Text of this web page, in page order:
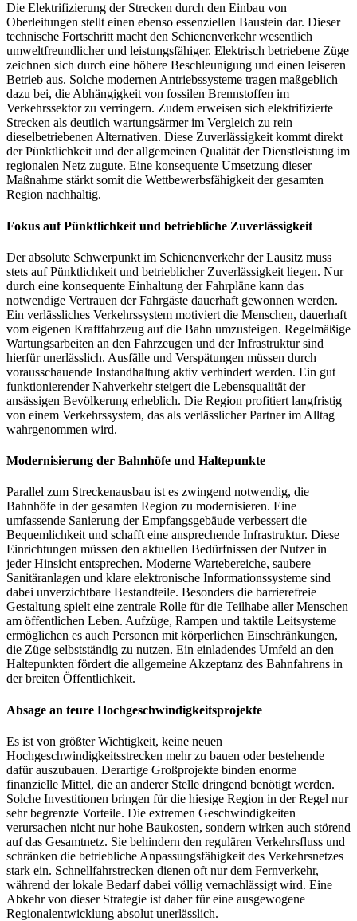
Die Elektrifizierung der Strecken durch den Einbau von
Oberleitungen stellt einen ebenso essenziellen Baustein dar. Dieser
technische Fortschritt macht den Schienenverkehr wesentlich
umweltfreundlicher und leistungsfähiger. Elektrisch betriebene Züge
zeichnen sich durch eine höhere Beschleunigung und einen leiseren
Betrieb aus. Solche modernen Antriebssysteme tragen maßgeblich
dazu bei, die Abhängigkeit von fossilen Brennstoffen im
Verkehrssektor zu verringern. Zudem erweisen sich elektrifizierte
Strecken als deutlich wartungsärmer im Vergleich zu rein
dieselbetriebenen Alternativen. Diese Zuverlässigkeit kommt direkt
der Pünktlichkeit und der allgemeinen Qualität der Dienstleistung im
regionalen Netz zugute. Eine konsequente Umsetzung dieser
Maßnahme stärkt somit die Wettbewerbsfähigkeit der gesamten
Region nachhaltig.
Fokus auf Pünktlichkeit und betriebliche Zuverlässigkeit
Der absolute Schwerpunkt im Schienenverkehr der Lausitz muss
stets auf Pünktlichkeit und betrieblicher Zuverlässigkeit liegen. Nur
durch eine konsequente Einhaltung der Fahrpläne kann das
notwendige Vertrauen der Fahrgäste dauerhaft gewonnen werden.
Ein verlässliches Verkehrssystem motiviert die Menschen, dauerhaft
vom eigenen Kraftfahrzeug auf die Bahn umzusteigen. Regelmäßige
Wartungsarbeiten an den Fahrzeugen und der Infrastruktur sind
hierfür unerlässlich. Ausfälle und Verspätungen müssen durch
vorausschauende Instandhaltung aktiv verhindert werden. Ein gut
funktionierender Nahverkehr steigert die Lebensqualität der
ansässigen Bevölkerung erheblich. Die Region profitiert langfristig
von einem Verkehrssystem, das als verlässlicher Partner im Alltag
wahrgenommen wird.
Modernisierung der Bahnhöfe und Haltepunkte
Parallel zum Streckenausbau ist es zwingend notwendig, die
Bahnhöfe in der gesamten Region zu modernisieren. Eine
umfassende Sanierung der Empfangsgebäude verbessert die
Bequemlichkeit und schafft eine ansprechende Infrastruktur. Diese
Einrichtungen müssen den aktuellen Bedürfnissen der Nutzer in
jeder Hinsicht entsprechen. Moderne Wartebereiche, saubere
Sanitäranlagen und klare elektronische Informationssysteme sind
dabei unverzichtbare Bestandteile. Besonders die barrierefreie
Gestaltung spielt eine zentrale Rolle für die Teilhabe aller Menschen
am öffentlichen Leben. Aufzüge, Rampen und taktile Leitsysteme
ermöglichen es auch Personen mit körperlichen Einschränkungen,
die Züge selbstständig zu nutzen. Ein einladendes Umfeld an den
Haltepunkten fördert die allgemeine Akzeptanz des Bahnfahrens in
der breiten Öffentlichkeit.
Absage an teure Hochgeschwindigkeitsprojekte
Es ist von größter Wichtigkeit, keine neuen
Hochgeschwindigkeitsstrecken mehr zu bauen oder bestehende
dafür auszubauen. Derartige Großprojekte binden enorme
finanzielle Mittel, die an anderer Stelle dringend benötigt werden.
Solche Investitionen bringen für die hiesige Region in der Regel nur
sehr begrenzte Vorteile. Die extremen Geschwindigkeiten
verursachen nicht nur hohe Baukosten, sondern wirken auch störend
auf das Gesamtnetz. Sie behindern den regulären Verkehrsfluss und
schränken die betriebliche Anpassungsfähigkeit des Verkehrsnetzes
stark ein. Schnellfahrstrecken dienen oft nur dem Fernverkehr,
während der lokale Bedarf dabei völlig vernachlässigt wird. Eine
Abkehr von dieser Strategie ist daher für eine ausgewogene
Regionalentwicklung absolut unerlässlich.